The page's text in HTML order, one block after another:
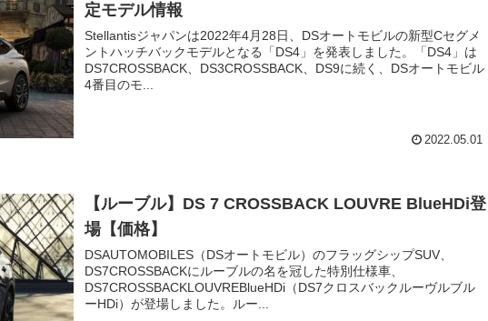
定モデル情報
Stellantisジャパンは2022年4月28日、DSオートモビルの新型Cセグメ
ントハッチバックモデルとなる「DS4」を発表しました。「DS4」は
DS7CROSSBACK、DS3CROSSBACK、DS9に続く、DSオートモビル
4番目のモ...
2022.05.01
【ルーブル】DS 7 CROSSBACK LOUVRE BlueHDi登
場【価格】
DSAUTOMOBILES（DSオートモビル）のフラッグシップSUV、
DS7CROSSBACKにルーブルの名を冠した特別仕様車、
DS7CROSSBACKLOUVREBlueHDi（DS7クロスバックルーヴルブル
ーHDi）が登場しました。ルー...